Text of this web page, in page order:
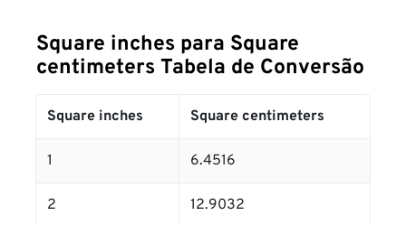
Square inches para Square
centimeters Tabela de Conversão
Square inches Square centimeters
1 6.4516
2 12.9032